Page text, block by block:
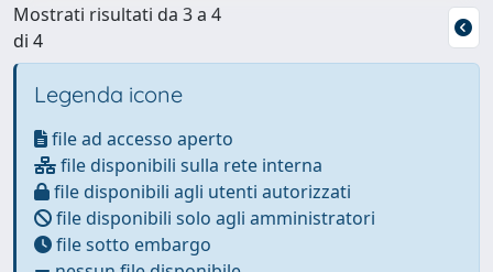
Mostrati risultati da 3 a 4
di 4
Legenda icone
file ad accesso aperto
file disponibili sulla rete interna
file disponibili agli utenti autorizzati
file disponibili solo agli amministratori
file sotto embargo